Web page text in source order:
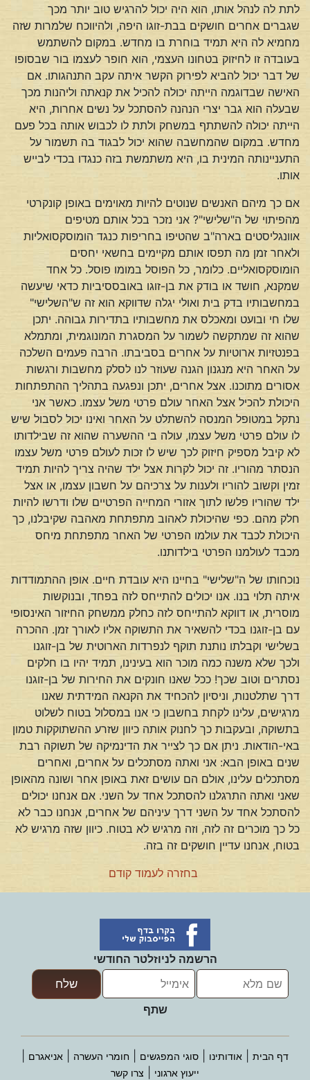
לתת לה לנהל אותו, הוא היה יכול להרגיש טוב יותר מכך
שגברים אחרים חושקים בבת-זוגו היפה, ולהיווכח שלמרות שזה
מחמיא לה היא תמיד בוחרת בו מחדש. במקום להשתמש
בעובדה זו לחיזוק בטחונו העצמי, הוא חופר לעצמו בור שבסופו
של דבר יכול להביא לפירוק הקשר איתה עקב התנהגותו. אם
האישה שבדוגמה הייתה יכולה להכיל את קנאתה וליהנות מכך
שבעלה הוא גבר יצרי הנהנה להסתכל על נשים אחרות, היא
הייתה יכולה להשתתף במשחק ולתת לו לכבוש אותה בכל פעם
מחדש. במקום שהמחשבה שהוא יכול לבגוד בה תשמור על
התעניינותה המינית בו, היא משתמשת בזה כנגדו בכדי לבייש
אותו.
אם כך מיהם האנשים שנוטים להיות מאוימים באופן קונקרטי
מהפיתוי של ה"שלישי"? אני נזכר בכל אותם מטיפים
אוונגליסטים בארה"ב שהטיפו בחריפות כנגד הומוסקסואליות
ולאחר זמן מה תפסו אותם מקיימים בחשאי יחסים
הומוסקסואליים. כלומר, כל הפוסל במומו פוסל. כל אחד
שמקנא, חושד או בודק את בן-זוגו באובססיביות כדאי שיעשה
במחשבותיו בדק בית ואולי יגלה שדווקא הוא זה ש"השלישי"
שלו חי ובועט ומאכלס את מחשבותיו בתדירות גבוהה. יתכן
שהוא זה שמתקשה לשמור על המסגרת המונוגמית, ומתמלא
בפנטזיות ארוטיות על אחרים בסביבתו. הרבה פעמים השלכה
על האחר היא מנגנון הגנה שעוזר לנו לסלק מחשבות ורגשות
אסורים מתוכנו. אצל אחרים, יתכן ונפגעה בתהליך ההתפתחות
היכולת להכיל אצל האחר עולם פרטי משל עצמו. כאשר אני
נתקל במטופל המנסה להשתלט על האחר ואינו יכול לסבול שיש
לו עולם פרטי משל עצמו, עולה בי ההשערה שהוא זה שבילדותו
לא קיבל מספיק חיזוק לכך שיש לו זכות לעולם פרטי משל עצמו
הנסתר מהוריו. זה יכול לקרות אצל ילד שהיה צריך להיות תמיד
זמין וקשוב להוריו ולענות על צרכיהם על חשבון עצמו, או אצל
ילד שהוריו פלשו לתוך אזורי המחייה הפרטיים שלו ודרשו להיות
חלק מהם. כפי שהיכולת לאהוב מתפתחת מאהבה שקיבלנו, כך
היכולת לכבד את עולמו הפרטי של האחר מתפתחת מיחס
מכבד לעולמנו הפרטי בילדותנו.
נוכחותו של ה"שלישי" בחיינו היא עובדת חיים. אופן ההתמודדות
איתה תלוי בנו. אנו יכולים להתייחס לזה בפחד, ובנוקשות
מוסרית, או דווקא להתייחס לזה כחלק ממשחק החיזור האינסופי
עם בן-זוגנו בכדי להשאיר את התשוקה אליו לאורך זמן. ההכרה
בשלישי וקבלתו נותנת תוקף לנפרדות הארוטית של בן-זוגנו
ולכך שלא משנה כמה מוכר הוא בעינינו, תמיד יהיו בו חלקים
נסתרים וטוב שכך! ככל שאנו חונקים את החירות של בן-זוגנו
דרך שתלטנות, וניסיון להכחיד את הקנאה המידתית שאנו
מרגישים, עלינו לקחת בחשבון כי אנו במסלול בטוח לשלוט
בתשוקה, ובעקבות כך לחנוק אותה כיוון שזרע ההשתוקקות טמון
באי-הודאות. ניתן אם כך לצייר את הדינמיקה של תשוקה רבת
שנים באופן הבא: אני ואתה מסתכלים על אחרים, ואחרים
מסתכלים עלינו, אולם הם עושים זאת באופן אחר ושונה מהאופן
שאני ואתה התרגלנו להסתכל אחד על השני. אם אנחנו יכולים
להסתכל אחד על השני דרך עיניהם של אחרים, אנחנו כבר לא
כל כך מוכרים זה לזה, וזה מרגיש לא בטוח. כיוון שזה מרגיש לא
בטוח, אנחנו עדיין חושקים זה בזה.
בחזרה לעמוד קודם
הרשמה לניוזלטר החודשי
שתף
דף הבית אודותינו סוגי המפגשים חומרי העשרה אניאגרם
ייעוץ ארגוני צרו קשר